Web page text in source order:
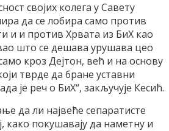
својих колега у Савету
да се лобира само против
и и против Хрвата из БиХ као
што се дешава урушава цео
кроз Дејтон, већ и на основу
тврде да бране уставни
је реч о БиХ“, закључује Кесић.
да ли највеће сепаратисте
како покушавају да наметну и